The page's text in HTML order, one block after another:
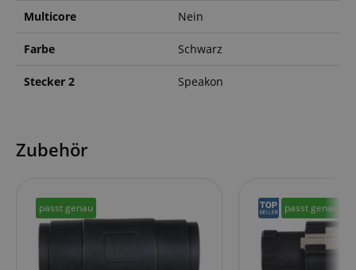
Multicore Nein
Farbe Schwarz
Stecker 2 Speakon
Zubehör
passt genau passt genau